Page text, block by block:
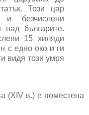
Този цар
безчислени
българите.
15 хиляди
с едно око и ги
видя този умря
(ХІV в.) е поместена